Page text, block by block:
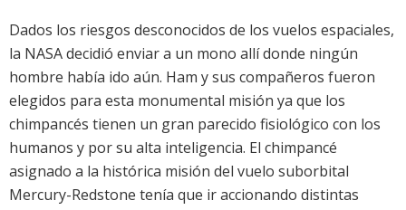
Dados los riesgos desconocidos de los vuelos espaciales,
la NASA decidió enviar a un mono allí donde ningún
hombre había ido aún. Ham y sus compañeros fueron
elegidos para esta monumental misión ya que los
chimpancés tienen un gran parecido fisiológico con los
humanos y por su alta inteligencia. El chimpancé
asignado a la histórica misión del vuelo suborbital
Mercury-Redstone tenía que ir accionando distintas